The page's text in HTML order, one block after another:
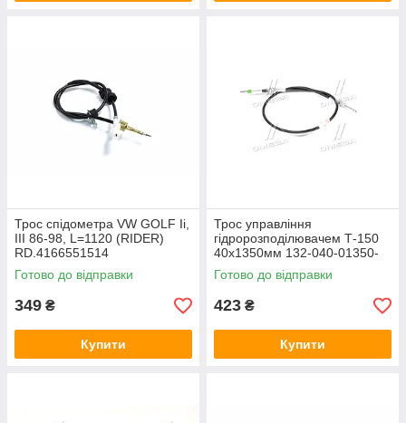
Трос спідометра VW GOLF Ii,
III 86-98, L=1120 (RIDER)
RD.4166551514
Готово до відправки
349 ₴
Купити
Трос управління
гідророзподілювачем Т-150
40х1350мм 132-040-01350-
025
Готово до відправки
423 ₴
Купити